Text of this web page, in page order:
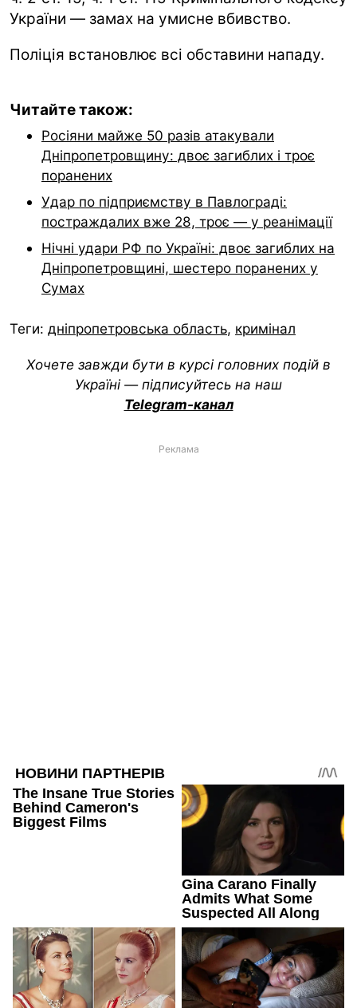
України — замах на умисне вбивство.
Поліція встановлює всі обставини нападу.
Читайте також:
Росіяни майже 50 разів атакували
Дніпропетровщину: двоє загиблих і троє
поранених
Удар по підприємству в Павлограді:
постраждалих вже 28, троє — у реанімації
Нічні удари РФ по Україні: двоє загиблих на
Дніпропетровщині, шестеро поранених у
Сумах
Теги: дніпропетровська область, кримінал
Хочете завжди бути в курсі головних подій в
Україні — підписуйтесь на наш
Telegram-канал
Реклама